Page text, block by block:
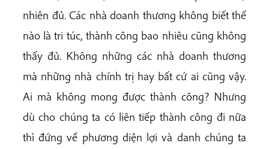
nhiên đủ. Các nhà doanh thương không biết thế
nào là tri túc, thành công bao nhiêu cũng không
thấy đủ. Không những các nhà doanh thương
mà những nhà chính trị hay bất cứ ai cũng vậy.
Ai mà không mong được thành công? Nhưng
dù cho chúng ta có liên tiếp thành công đi nữa
thì đứng về phương diện lợi và danh chúng ta